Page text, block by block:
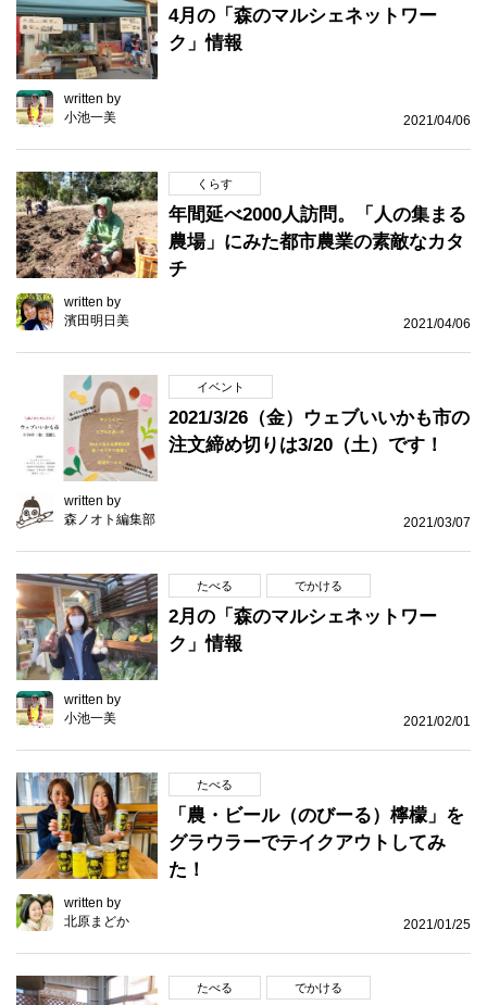
4月の「森のマルシェネットワー
ク」情報
written by
小池一美
2021/04/06
くらす
年間延べ2000人訪問。「人の集まる
農場」にみた都市農業の素敵なカタ
チ
written by
濱田明日美
2021/04/06
イベント
2021/3/26（金）ウェブいいかも市の
注文締め切りは3/20（土）です！
written by
森ノオト編集部
2021/03/07
たべる でかける
2月の「森のマルシェネットワー
ク」情報
written by
小池一美
2021/02/01
たべる
「農・ビール（のびーる）檸檬」を
グラウラーでテイクアウトしてみ
た！
written by
北原まどか
2021/01/25
たべる でかける